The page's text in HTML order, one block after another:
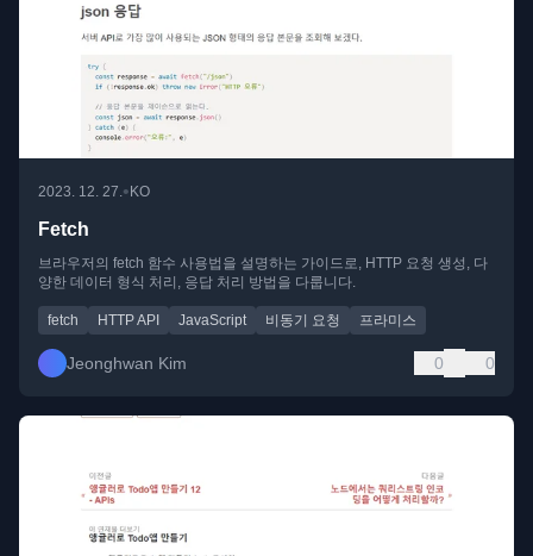
2023. 12. 27.• KO
Fetch
브라우저의 fetch 함수 사용법을 설명하는 가이드로, HTTP 요청 생성, 다
양한 데이터 형식 처리, 응답 처리 방법을 다룹니다.
fetch HTTP API JavaScript 비동기 요청 프라미스
Jeonghwan Kim 0 0